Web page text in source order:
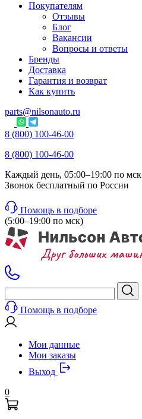
Покупателям
Отзывы
Блог
Вакансии
Вопросы и ответы
Бренды
Доставка
Гарантия и возврат
Как купить
parts@nilsonauto.ru
8 (800) 100-46-00
8 (800) 100-46-00
Каждый день, 05:00–19:00 по мск
Звонок бесплатный по России
Помощь в подборе
(5:00–19:00 по мск)
Помощь в подборе
Мои данные
Мои заказы
Выход
0